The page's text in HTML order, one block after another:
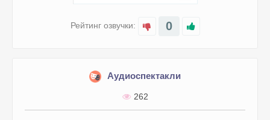
Рейтинг озвучки: 0
Аудиоспектакли
262